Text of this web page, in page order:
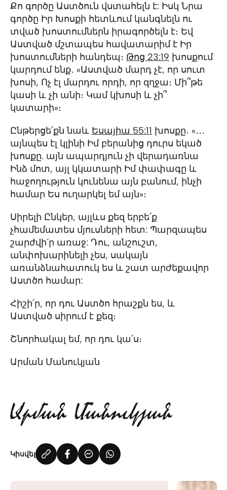
Քո գործը Աստծուն վստահելն է: Իսկ Նրա
գործը Իր Խոսքի հետևում կանգնելն ու
տված խոստումներն իրագործելն է։ Եվ
Աստված մշտապես հավատարիմ է Իր
խոստումների հանդեպ։ Թոց 23:19 խոսքում
կարդում ենք․ «Աստված մարդ չէ, որ սուտ
խոսի, Ոչ էլ մարդու որդի, որ զղջա։ Մի՞թե
կասի և չի անի։ Կամ կխոսի և չի՞
կատարի»։
Ընթերցե՛քն նաև Եսայիա 55:11 խոսքը․ «․․․
այնպես էլ կլինի Իմ բերանից դուրս եկած
խոսքը. այն ապարդյուն չի վերադառնա
Ինձ մոտ, այլ կկատարի Իմ փափագը և
հաջողություն կունենա այն բանում, ինչի
համար Ես ուղարկել եմ այն»։
Սիրելի Ընկեր, այլևս քեզ երբե՛ք
չհամեմատես մյուսների հետ: Պարզապես
շարժվի´ր առաջ: Դու, անշուշտ,
անփոխարինելի չես, սակայն
առանձնահատուկ ես և շատ արժեքավոր
Աստծո համար:
Հիշի՛ր, որ դու Աստծո հրաշքն ես, և
Աստված սիրում է քեզ։
Շնորհակալ եմ, որ դու կա՛ս։
Արման Մանուկյան
Կիսվել